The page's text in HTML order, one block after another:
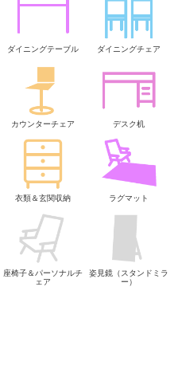
ダイニングテーブル ダイニングチェア
カウンターチェア デスク机
衣類＆玄関収納 ラグマット
座椅子＆パーソナルチ
ェア
姿見鏡（スタンドミラ
ー）